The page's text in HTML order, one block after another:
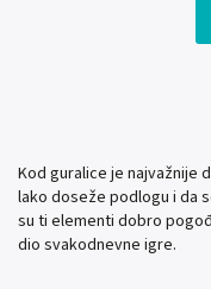
Kod guralice je najvažnije
lako doseže podlogu i da
su ti elementi dobro
dio svakodnevne igre.